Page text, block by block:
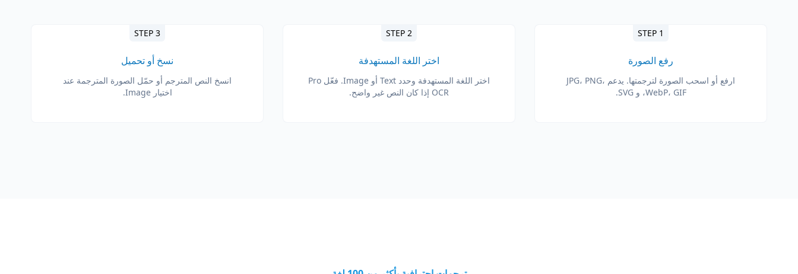
STEP 1
رفع الصورة
ارفع أو اسحب الصورة لترجمتها. يدعم JPG، PNG،
WebP، GIF، و SVG.
STEP 2
اختر اللغة المستهدفة
اختر اللغة المستهدفة وحدد Text أو Image. فعّل Pro
OCR إذا كان النص غير واضح.
STEP 3
نسخ أو تحميل
انسخ النص المترجم أو حمّل الصورة المترجمة عند
اختيار Image.